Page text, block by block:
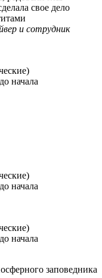
свое дело
и сотрудник
начала
начала
начала
заповедника